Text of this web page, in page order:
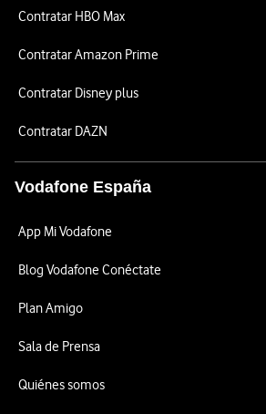
Contratar HBO Max
Contratar Amazon Prime
Contratar Disney plus
Contratar DAZN
Vodafone España
App Mi Vodafone
Blog Vodafone Conéctate
Plan Amigo
Sala de Prensa
Quiénes somos